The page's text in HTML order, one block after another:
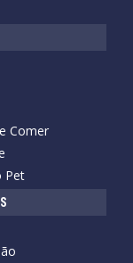
Comer
Pet